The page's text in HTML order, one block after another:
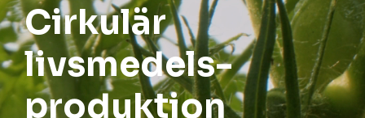
Cirkulär
livsmedels-
produktion